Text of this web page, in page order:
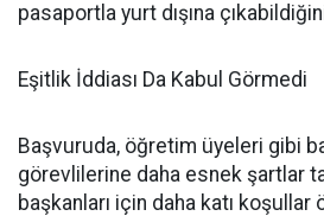
pasaportla yurt dışına
Eşitlik İddiası Da Kabul Görmedi
Başvuruda, öğretim üyeleri gibi
görevlilerine daha esnek şartlar
başkanları için daha katı